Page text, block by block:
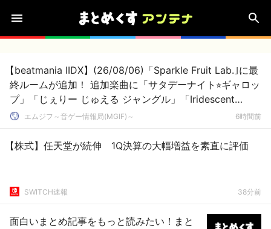
【beatmania IIDX】(26/08/06)「Sparkle Fruit Lab.｣に最
終ルームが追加！ 追加楽曲に「サタデーナイト⭐︎ギャロッ
プ」「じぇりー じゅえる ジャングル」「Iridescent
Memories」が登場！！
エムジフ～音ゲー情報局(MGIF)～ 6時間前
【株式】任天堂が続伸 1Q決算の大幅増益を素直に評価
SWITCH速報 38分前
面白いまとめ記事をもっと読みたい！まと